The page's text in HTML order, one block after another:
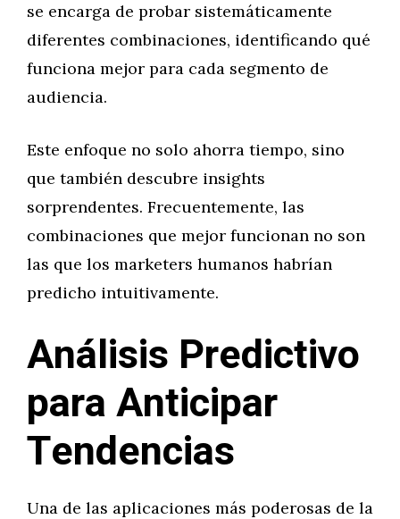
se encarga de probar sistemáticamente
diferentes combinaciones, identificando qué
funciona mejor para cada segmento de
audiencia.
Este enfoque no solo ahorra tiempo, sino
que también descubre insights
sorprendentes. Frecuentemente, las
combinaciones que mejor funcionan no son
las que los marketers humanos habrían
predicho intuitivamente.
Análisis Predictivo
para Anticipar
Tendencias
Una de las aplicaciones más poderosas de la